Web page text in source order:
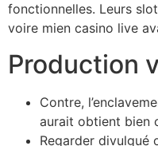
fonctionnelles. Leurs
voire mien casino live
Production
Contre,
aurait obtient bien
Regarder divulgué